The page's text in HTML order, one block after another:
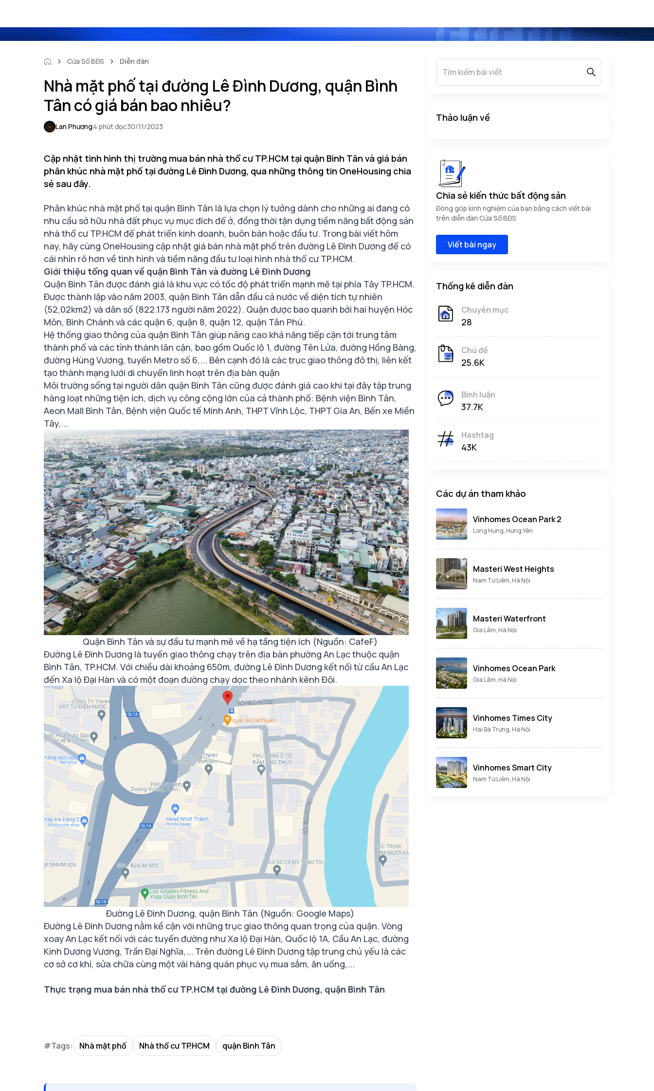
Cửa Sổ BĐS Diễn đàn
Nhà mặt phố tại đường Lê Đình Dương, quận Bình
Tân có giá bán bao nhiêu?
Lan Phương4 phút đọc30/11/2023
Cập nhật tình hình thị trường mua bán nhà thổ cư TP.HCM tại quận Bình Tân và giá bán
phân khúc nhà mặt phố tại đường Lê Đình Dương, qua những thông tin OneHousing chia
sẻ sau đây.
Phân khúc nhà mặt phố tại quận Bình Tân là lựa chọn lý tưởng dành cho những ai đang có
nhu cầu sở hữu nhà đất phục vụ mục đích để ở, đồng thời tận dụng tiềm năng bất động sản
nhà thổ cư TP.HCM để phát triển kinh doanh, buôn bán hoặc đầu tư. Trong bài viết hôm
nay, hãy cùng OneHousing cập nhật giá bán nhà mặt phố trên đường Lê Đình Dương để có
cái nhìn rõ hơn về tình hình và tiềm năng đầu tư loại hình nhà thổ cư TP.HCM.
Giới thiệu tổng quan về quận Bình Tân và đường Lê Đình Dương
Quận Bình Tân được đánh giá là khu vực có tốc độ phát triển mạnh mẽ tại phía Tây TP.HCM.
Được thành lập vào năm 2003, quận Bình Tân dẫn đầu cả nước về diện tích tự nhiên
(52,02km2) và dân số (822.173 người năm 2022). Quận được bao quanh bởi hai huyện Hóc
Môn, Bình Chánh và các quận 6, quận 8, quận 12, quận Tân Phú.
Hệ thống giao thông của quận Bình Tân giúp nâng cao khả năng tiếp cận tới trung tâm
thành phố và các tỉnh thành lân cận, bao gồm Quốc lộ 1, đường Tên Lửa, đường Hồng Bàng,
đường Hùng Vương, tuyến Metro số 6,... Bên cạnh đó là các trục giao thông đô thị, liên kết
tạo thành mạng lưới di chuyển linh hoạt trên địa bàn quận
Môi trường sống tại người dân quận Bình Tân cũng được đánh giá cao khi tại đây tập trung
hàng loạt những tiện ích, dịch vụ công cộng lớn của cả thành phố: Bệnh viện Bình Tân,
Aeon Mall Bình Tân, Bệnh viện Quốc tế Minh Anh, THPT Vĩnh Lộc, THPT Gia An, Bến xe Miền
Tây,...
Quận Bình Tân và sự đầu tư mạnh mẽ về hạ tầng tiện ích (Nguồn: CafeF)
Đường Lê Đình Dương là tuyến giao thông chạy trên địa bàn phường An Lạc thuộc quận
Bình Tân, TP.HCM. Với chiều dài khoảng 650m, đường Lê Đình Dương kết nối từ cầu An Lạc
đến Xa lộ Đại Hàn và có một đoạn đường chạy dọc theo nhánh kênh Đôi.
Đường Lê Đình Dương, quận Bình Tân (Nguồn: Google Maps)
Đường Lê Đình Dương nằm kề cận với những trục giao thông quan trọng của quận. Vòng
xoay An Lạc kết nối với các tuyến đường như Xa lộ Đại Hàn, Quốc lộ 1A, Cầu An Lạc, đường
Kinh Dương Vương, Trần Đại Nghĩa,... Trên đường Lê Đình Dương tập trung chủ yếu là các
cơ sở cơ khí, sửa chữa cùng một vài hàng quán phục vụ mua sắm, ăn uống,...
Thực trạng mua bán nhà thổ cư TP.HCM tại đường Lê Đình Dương, quận Bình Tân
#Tags: Nhà mặt phố Nhà thổ cư TP.HCM quận Bình Tân
Thảo luận về
Chia sẻ kiến thức bất động sản
Đóng góp kinh nghiệm của bạn bằng cách viết bài
trên diễn đàn Cửa Sổ BĐS
Viết bài ngay
Thống kê diễn đàn
Chuyên mục
28
Chủ đề
25.6K
Bình luận
37.7K
Hashtag
43K
Các dự án tham khảo
Vinhomes Ocean Park 2
Long Hưng, Hưng Yên
Masteri West Heights
Nam Từ Liêm, Hà Nội
Masteri Waterfront
Gia Lâm, Hà Nội
Vinhomes Ocean Park
Gia Lâm, Hà Nội
Vinhomes Times City
Hai Bà Trưng, Hà Nội
Vinhomes Smart City
Nam Từ Liêm, Hà Nội